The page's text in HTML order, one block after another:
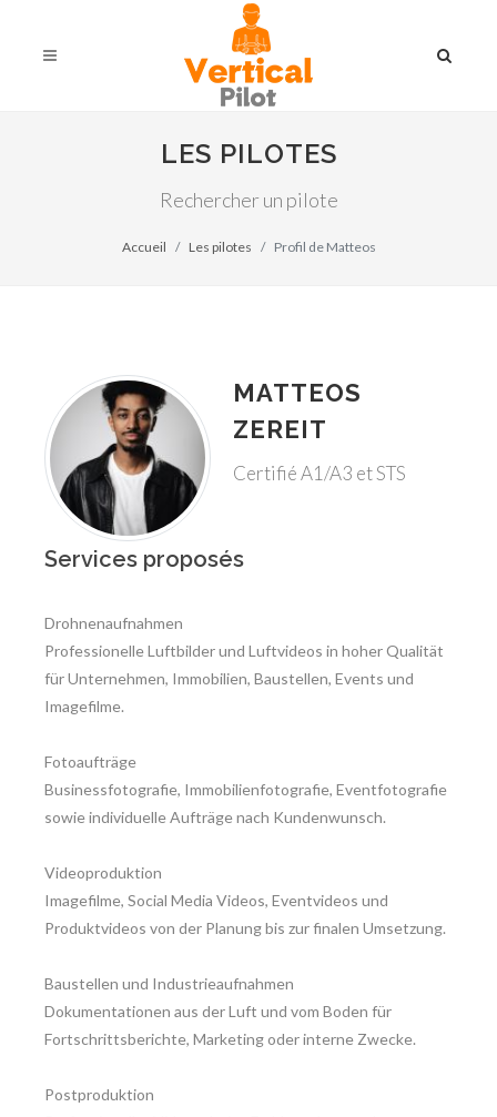
LES PILOTES
Rechercher un pilote
Accueil Les pilotes Profil de Matteos
MATTEOS
ZEREIT
Certifié A1/A3 et STS
Services proposés
Drohnenaufnahmen
Professionelle Luftbilder und Luftvideos in hoher Qualität
für Unternehmen, Immobilien, Baustellen, Events und
Imagefilme.
Fotoaufträge
Businessfotografie, Immobilienfotografie, Eventfotografie
sowie individuelle Aufträge nach Kundenwunsch.
Videoproduktion
Imagefilme, Social Media Videos, Eventvideos und
Produktvideos von der Planung bis zur finalen Umsetzung.
Baustellen und Industrieaufnahmen
Dokumentationen aus der Luft und vom Boden für
Fortschrittsberichte, Marketing oder interne Zwecke.
Postproduktion